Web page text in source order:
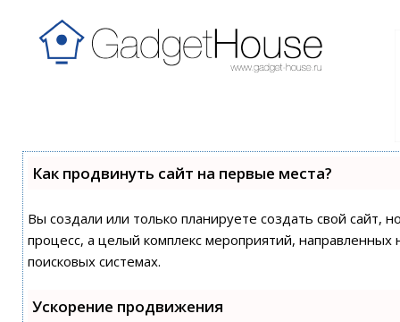
Как продвинуть сайт на первые места?
Вы создали или только планируете создать свой сайт,
процесс, а целый комплекс мероприятий,
поисковых системах.
Ускорение продвижения